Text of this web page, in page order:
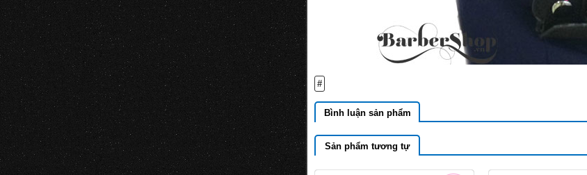
#
Bình luận sản phẩm
Sản phẩm tương tự